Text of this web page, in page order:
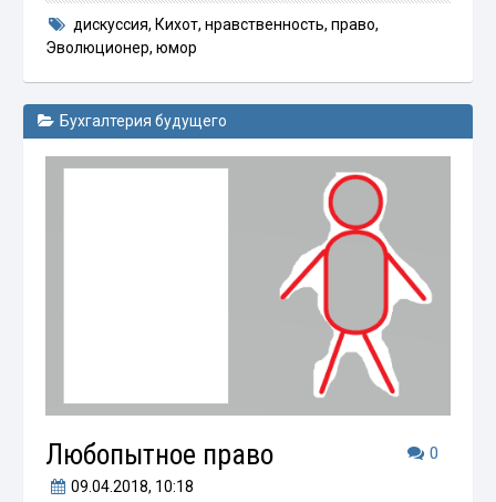
дискуссия, Кихот, нравственность, право,
Эволюционер,юмор
Бухгалтерия будущего
0
Любопытное право
09.04.2018, 10:18